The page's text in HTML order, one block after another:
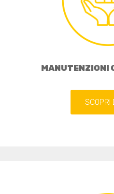
MANUTENZIONI
SCOPRI